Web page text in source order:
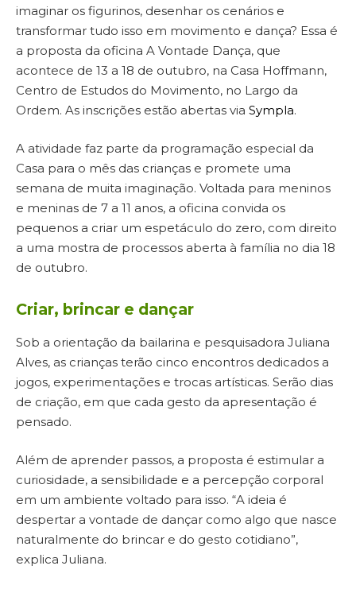
imaginar os figurinos, desenhar os cenários e
transformar tudo isso em movimento e dança? Essa é
a proposta da oficina A Vontade Dança, que
acontece de 13 a 18 de outubro, na Casa Hoffmann,
Centro de Estudos do Movimento, no Largo da
Ordem. As inscrições estão abertas via Sympla.
A atividade faz parte da programação especial da
Casa para o mês das crianças e promete uma
semana de muita imaginação. Voltada para meninos
e meninas de 7 a 11 anos, a oficina convida os
pequenos a criar um espetáculo do zero, com direito
a uma mostra de processos aberta à família no dia 18
de outubro.
Criar, brincar e dançar
Sob a orientação da bailarina e pesquisadora Juliana
Alves, as crianças terão cinco encontros dedicados a
jogos, experimentações e trocas artísticas. Serão dias
de criação, em que cada gesto da apresentação é
pensado.
Além de aprender passos, a proposta é estimular a
curiosidade, a sensibilidade e a percepção corporal
em um ambiente voltado para isso. “A ideia é
despertar a vontade de dançar como algo que nasce
naturalmente do brincar e do gesto cotidiano”,
explica Juliana.